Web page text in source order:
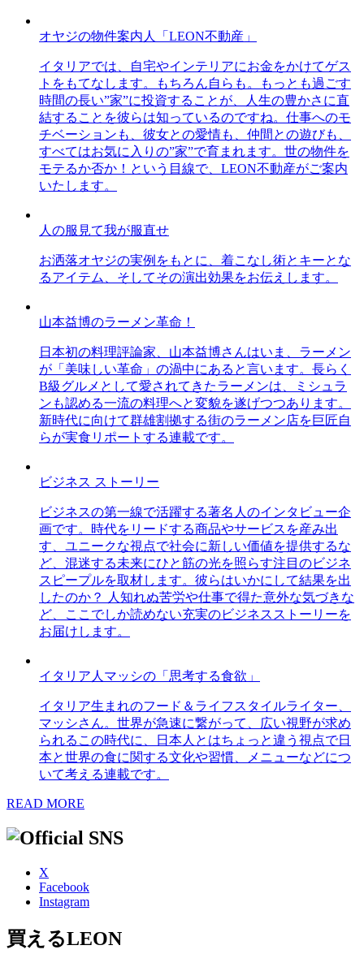
オヤジの物件案内人「LEON不動産」
イタリアでは、自宅やインテリアにお金をかけてゲス
トをもてなします。もちろん自らも。もっとも過ごす
時間の長い”家”に投資することが、人生の豊かさに直
結することを彼らは知っているのですね。仕事へのモ
チベーションも、彼女との愛情も、仲間との遊びも、
すべてはお気に入りの”家”で育まれます。世の物件を
モテるか否か！という目線で、LEON不動産がご案内
いたします。
人の服見て我が服直せ
お洒落オヤジの実例をもとに、着こなし術とキーとな
るアイテム、そしてその演出効果をお伝えします。
山本益博のラーメン革命！
日本初の料理評論家、山本益博さんはいま、ラーメン
が「美味しい革命」の渦中にあると言います。長らく
B級グルメとして愛されてきたラーメンは、ミシュラ
ンも認める一流の料理へと変貌を遂げつつあります。
新時代に向けて群雄割拠する街のラーメン店を巨匠自
らが実食リポートする連載です。
ビジネス ストーリー
ビジネスの第一線で活躍する著名人のインタビュー企
画です。時代をリードする商品やサービスを産み出
す、ユニークな視点で社会に新しい価値を提供するな
ど、混迷する未来にひと筋の光を照らす注目のビジネ
スピープルを取材します。彼らはいかにして結果を出
したのか？ 人知れぬ苦労や仕事で得た意外な気づきな
ど、ここでしか読めない充実のビジネスストーリーを
お届けします。
イタリア人マッシの「思考する食欲」
イタリア生まれのフード＆ライフスタイルライター、
マッシさん。世界が急速に繋がって、広い視野が求め
られるこの時代に、日本人とはちょっと違う視点で日
本と世界の食に関する文化や習慣、メニューなどにつ
いて考える連載です。
READ MORE
X
Facebook
Instagram
買えるLEON